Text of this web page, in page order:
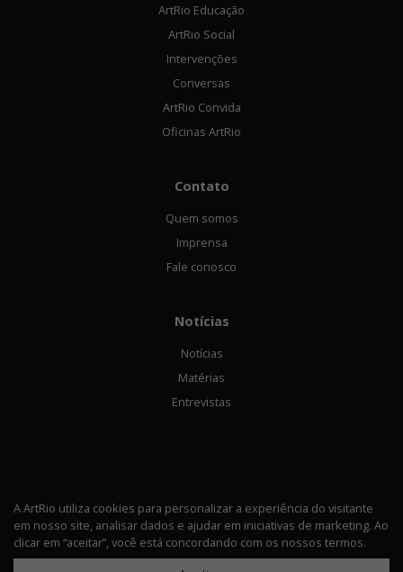
ArtRio Educação
ArtRio Social
Intervenções
Conversas
ArtRio Convida
Oficinas ArtRio
Contato
Quem somos
Imprensa
Fale conosco
Notícias
Notícias
Matérias
Entrevistas
Política de privacidade
© 2026 ArtRio Todos os direitos rerservados
A ArtRio utiliza cookies para personalizar a experiência do visitante
em nosso site, analisar dados e ajudar em iniciativas de marketing. Ao
clicar em “aceitar”, você está concordando com os nossos termos.